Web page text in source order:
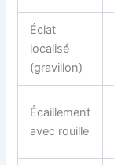
Éclat
localisé
(gravillon)
Écaillement
avec rouille